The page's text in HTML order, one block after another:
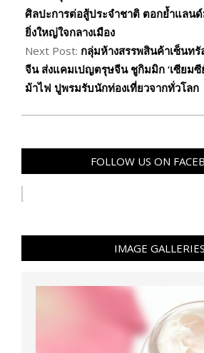
ศิลปะการต่อสู้ประจำชาติ ตอกย้ำแลน
ยิ่งใหญ่ใจกลางเมือง
Next Post: กลุ่มห้างสรรพสินค้าเซ็นท
จีน ส่งแคมเปญตรุษจีน ชูกิมมิก ‘เซียมซี
ม้าไฟ ปูพรมรับนักท่องเที่ยวจากทั่วโลก
FOLLOW US ON
IMAGE GALLERIES